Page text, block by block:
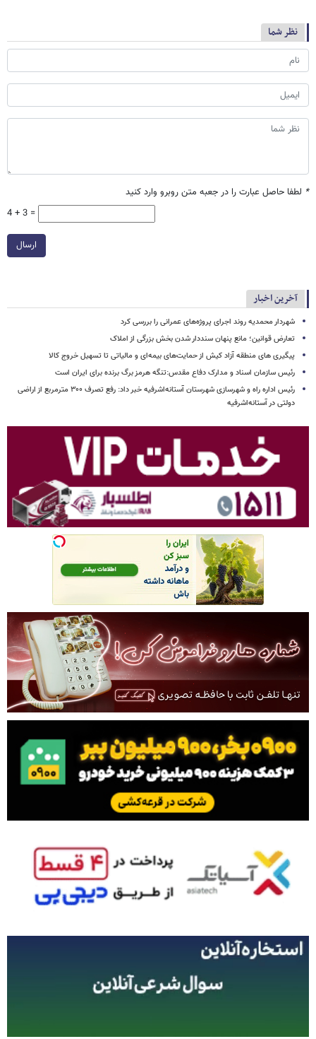
نظر شما
* لطفا حاصل عبارت را در جعبه متن روبرو وارد کنید
4 + 3 =
ارسال
آخرین اخبار
شهردار محمدیه روند اجرای پروژه‌های عمرانی را بررسی کرد
تعارض قوانین؛ مانع پنهان سنددار شدن بخش بزرگی از املاک
پیگیری های منطقه آزاد کیش از حمایت‌های بیمه‌ای و مالیاتی تا تسهیل خروج کالا
رئیس سازمان اسناد و مدارک دفاع مقدس:تنگه هرمز برگ برنده برای ایران است
رئیس اداره راه و شهرسازی شهرستان آستانه‌اشرفیه خبر داد: رفع تصرف ۳۰۰ مترمربع از اراضی
دولتی در آستانه‌اشرفیه